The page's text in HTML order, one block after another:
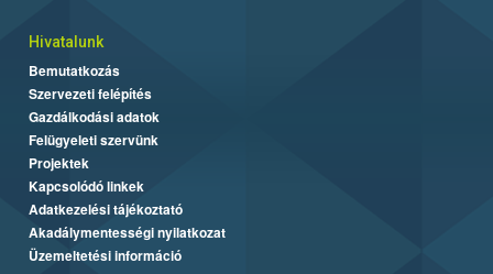
Hivatalunk
Bemutatkozás
Szervezeti felépítés
Gazdálkodási adatok
Felügyeleti szervünk
Projektek
Kapcsolódó linkek
Adatkezelési tájékoztató
Akadálymentességi nyilatkozat
Üzemeltetési információ